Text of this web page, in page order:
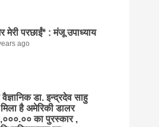
मेरी परछाईं* : मंजू उपाध्याय
ago
डा. इन्द्रदेव साहु
है अमेरिकी डालर
का पुरस्कार ,